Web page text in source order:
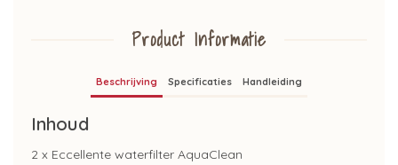
Product Informatie
Beschrijving Specificaties Handleiding
Inhoud
2 x Eccellente waterfilter AquaClean